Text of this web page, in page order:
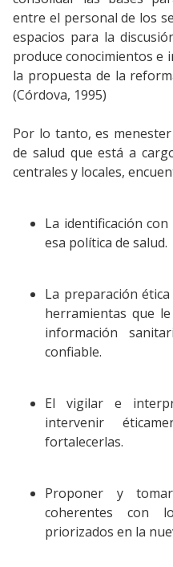
entre el personal de los
espacios para la
produce conocimientos e
la propuesta de la
(Córdova, 1995)
Por lo tanto, es
de salud que está a
centrales y locales,
La identificación
esa política de salud.
La preparación
herramientas que
información
confiable.
El vigilar e
intervenir
fortalecerlas.
Proponer y
coherentes con
priorizados en la